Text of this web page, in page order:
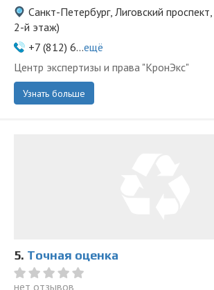
Санкт-Петербург, Лиговский
2-й этаж)
+7 (812) 6...ещё
Центр экспертизы и права "КронЭкс"
Узнать больше
5. Точная оценка
нет отзывов